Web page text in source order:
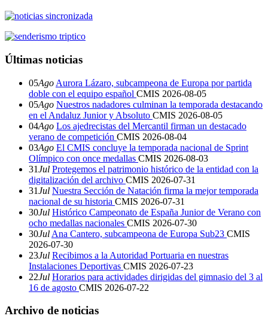
Últimas noticias
05Ago Aurora Lázaro, subcampeona de Europa por partida
doble con el equipo español CMIS 2026-08-05
05Ago Nuestros nadadores culminan la temporada destacando
en el Andaluz Junior y Absoluto CMIS 2026-08-05
04Ago Los ajedrecistas del Mercantil firman un destacado
verano de competición CMIS 2026-08-04
03Ago El CMIS concluye la temporada nacional de Sprint
Olímpico con once medallas CMIS 2026-08-03
31Jul Protegemos el patrimonio histórico de la entidad con la
digitalización del archivo CMIS 2026-07-31
31Jul Nuestra Sección de Natación firma la mejor temporada
nacional de su historia CMIS 2026-07-31
30Jul Histórico Campeonato de España Junior de Verano con
ocho medallas nacionales CMIS 2026-07-30
30Jul Ana Cantero, subcampeona de Europa Sub23 CMIS
2026-07-30
23Jul Recibimos a la Autoridad Portuaria en nuestras
Instalaciones Deportivas CMIS 2026-07-23
22Jul Horarios para actividades dirigidas del gimnasio del 3 al
16 de agosto CMIS 2026-07-22
Archivo de noticias